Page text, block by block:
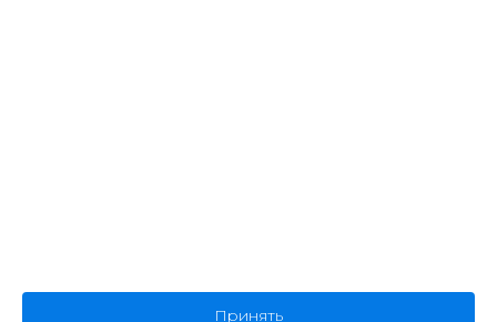
Принять
В случае возникновения дополнительных вопросов
или предложений, не стесняйтесь обращаться к нам.